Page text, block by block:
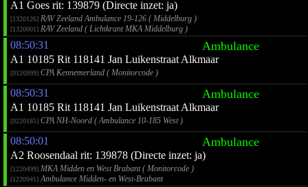
A1 Goes rit: 139879 (Directe inzet: ja)
[1320126] RAV Zeeland Ambulance 19-126 ( Middelburg )
[1320001] RAV Zeeland ( Lichtkrant MKA Middelburg )
08:50:31 Ambulance
A1 10185 Rit 118141 Jan Luikenstraat Alkmaar
[0126999] CPA Kennemerland ( Monitorcode )
08:50:31 Ambulance
A1 10185 Rit 118141 Jan Luikenstraat Alkmaar
[0220185] CPA NH-Noord ( Ambulance 10-185 West )
08:50:01 Ambulance
A2 Roosendaal rit: 139878 (Directe inzet: ja)
[1220499] MKA Midden en West Brabant ( Monitorcode )
[1220941]Ambulance Midden- en West-Brabant